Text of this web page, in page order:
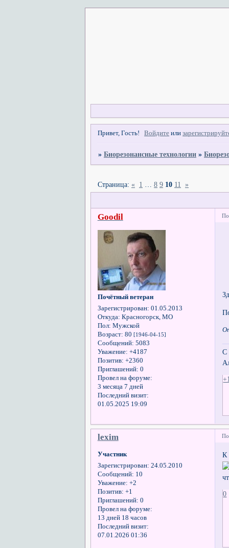
Привет, Гость! Войдите или
»Биорезонансные технологии »
Страница: « 1 8 9 10 11 »
Goodil
Почётный ветеран
Зарегистрирован: 01.05.2013
Откуда: Красногорск, МО
Пол: Мужской
Возраст: 80 [1946-04-15]
Сообщений: 5083
Уважение: +4187
Позитив: +2360
Приглашений: 0
Провел на форуме:
3 месяца 7 дней
Последний визит:
01.05.2025 19:09
С
lexim
Участник
Зарегистрирован: 24.05.2010
Сообщений: 10
Уважение: +2
Позитив: +1
Приглашений: 0
Провел на форуме:
13 дней 18 часов
Последний визит:
07.01.2026 01:36
К
0